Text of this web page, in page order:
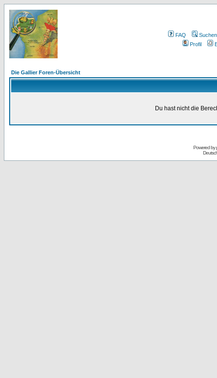
FAQ
Suchen
Profil
Die Gallier Foren-Übersicht
Du hast nicht die
Powered by